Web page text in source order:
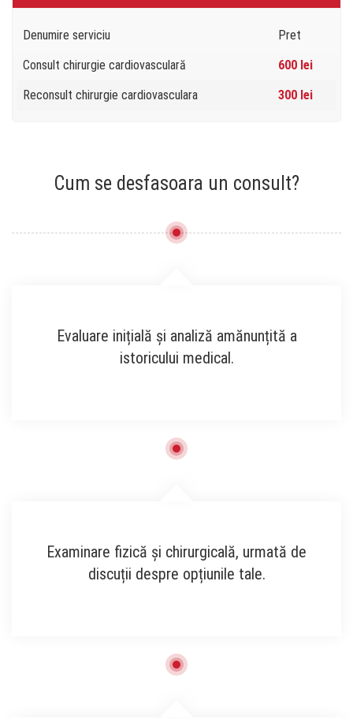
Denumire serviciu
Pret
Consult chirurgie cardiovasculară
600 lei
Reconsult chirurgie cardiovasculara
300 lei
Cum se desfasoara un consult?
Evaluare inițială și analiză amănunțită a
istoricului medical.
Examinare fizică și chirurgicală, urmată de
discuții despre opțiunile tale.